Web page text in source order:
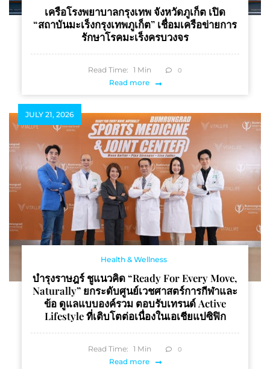
เครือโรงพยาบาลกรุงเทพ จังหวัดภูเก็ต เปิด
“สถาบันมะเร็งกรุงเทพภูเก็ต” เชื่อมเครือข่ายการ
รักษาโรคมะเร็งครบวงจร
Read Time: 1 Min 0
Read more
JULY 21, 2026
Health & Wellness
บำรุงราษฎร์ ชูแนวคิด “Ready For Every Move,
Naturally” ยกระดับศูนย์เวชศาสตร์การกีฬาและ
ข้อ ดูแลแบบองค์รวม ตอบรับเทรนด์ Active
Lifestyle ที่เติบโตต่อเนื่องในเอเชียแปซิฟิก
Read Time: 1 Min 0
Read more